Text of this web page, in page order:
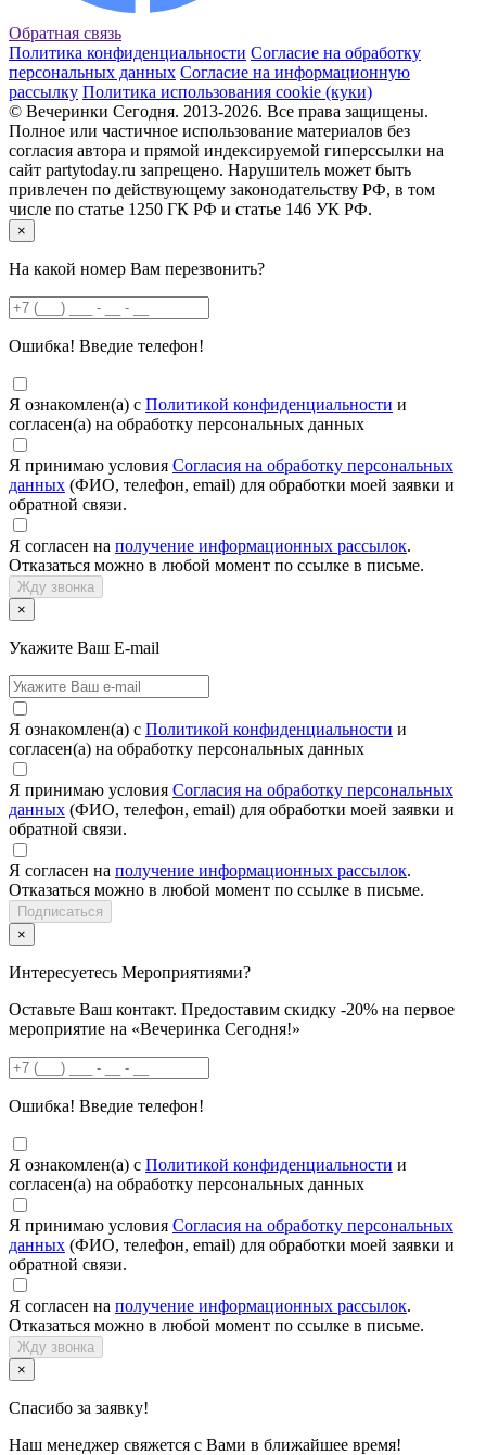
Обратная связь
Политика конфиденциальности Согласие на обработку
персональных данных Согласие на информационную
рассылку Политика использования cookie (куки)
© Вечеринки Сегодня. 2013-2026. Все права защищены.
Полное или частичное использование материалов без
согласия автора и прямой индексируемой гиперссылки на
сайт partytoday.ru запрещено. Нарушитель может быть
привлечен по действующему законодательству РФ, в том
числе по статье 1250 ГК РФ и статье 146 УК РФ.
×
На какой номер Вам перезвонить?
Ошибка! Введие телефон!
Я ознакомлен(а) с Политикой конфиденциальности и
согласен(а) на обработку персональных данных
Я принимаю условия Согласия на обработку персональных
данных (ФИО, телефон, email) для обработки моей заявки и
обратной связи.
Я согласен на получение информационных рассылок.
Отказаться можно в любой момент по ссылке в письме.
Жду звонка
×
Укажите Ваш E-mail
Я ознакомлен(а) с Политикой конфиденциальности и
согласен(а) на обработку персональных данных
Я принимаю условия Согласия на обработку персональных
данных (ФИО, телефон, email) для обработки моей заявки и
обратной связи.
Я согласен на получение информационных рассылок.
Отказаться можно в любой момент по ссылке в письме.
Подписаться
×
Интересуетесь Мероприятиями?
Оставьте Ваш контакт. Предоставим скидку -20% на первое
мероприятие на «Вечеринка Сегодня!»
Ошибка! Введие телефон!
Я ознакомлен(а) с Политикой конфиденциальности и
согласен(а) на обработку персональных данных
Я принимаю условия Согласия на обработку персональных
данных (ФИО, телефон, email) для обработки моей заявки и
обратной связи.
Я согласен на получение информационных рассылок.
Отказаться можно в любой момент по ссылке в письме.
Жду звонка
×
Спасибо за заявку!
Наш менеджер свяжется с Вами в ближайшее время!